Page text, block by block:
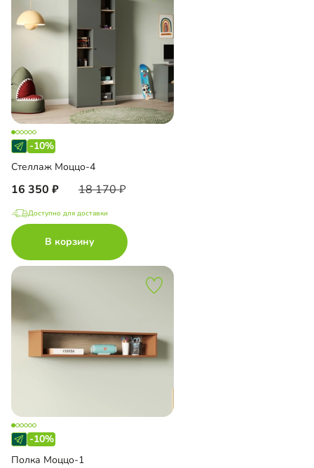
-10%
Стеллаж Моццо-4
16 350 18 170
Доступно для доставки
В корзину
-10%
Полка Моццо-1